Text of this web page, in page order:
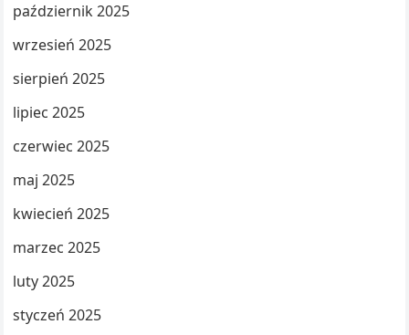
październik 2025
wrzesień 2025
sierpień 2025
lipiec 2025
czerwiec 2025
maj 2025
kwiecień 2025
marzec 2025
luty 2025
styczeń 2025